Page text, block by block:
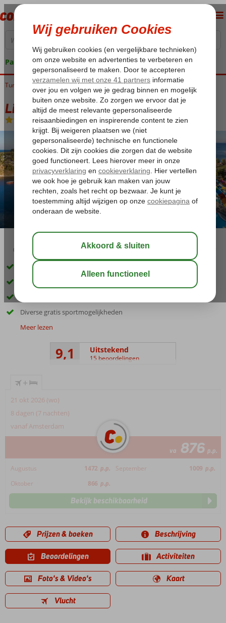
Pakketgarantie
Home
Turkije Egeische kust Kusadasi Ladies Beach Liberty Kusadasi
Liberty Kusadasi
Ultra All Inclusive-Hotel
03:15
Met een privé strand
Diverse à-la-carte toprestaurants
Diverse gratis sportmogelijkheden
Meer lezen
9,1 Uitstekend
15 beoordelingen
+
21 okt 2026 (wo)
8 dagen (7 nachten)
vanaf Amsterdam
va 876 p.p.
Augustus 1472 p.p. September 1009 p.p.
Oktober
866 p.p.
Bekijk beschikbaarheid
Prijzen & boeken Beschrijving
Beoordelingen Activiteiten
Foto's & Video's Kaart
Vlucht